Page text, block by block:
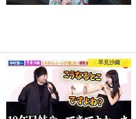
早見沙織